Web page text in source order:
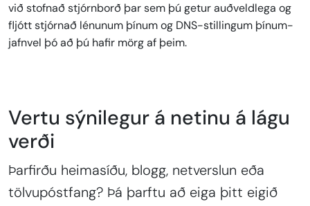
við stofnað stjórnborð þar sem þú getur auðveldlega og
fljótt stjórnað lénunum þínum og DNS-stillingum þínum-
jafnvel þó að þú hafir mörg af þeim.
Vertu sýnilegur á netinu á lágu
verði
Þarfirðu heimasíðu, blogg, netverslun eða
tölvupóstfang? Þá þarftu að eiga þitt eigið